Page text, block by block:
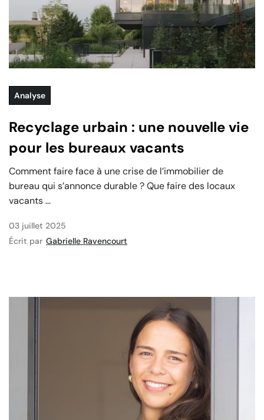
Analyse
Recyclage urbain : une nouvelle vie
pour les bureaux vacants
Comment faire face à une crise de l’immobilier de
bureau qui s’annonce durable ? Que faire des locaux
vacants ...
03 juillet 2025
Écrit par Gabrielle Ravencourt